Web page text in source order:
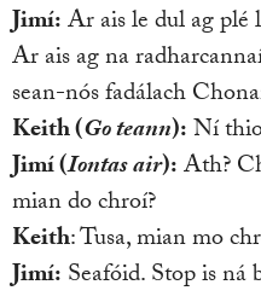
Jimí:Ar ais le dul ag
Ar ais ag na
sean-nós fadálach
Keith (Go teann):Ní
Jimí (Iontas air):Ath?
mian do chroí?
Keith: Tusa, mian mo
Jimí: Seafóid. Stop is ná